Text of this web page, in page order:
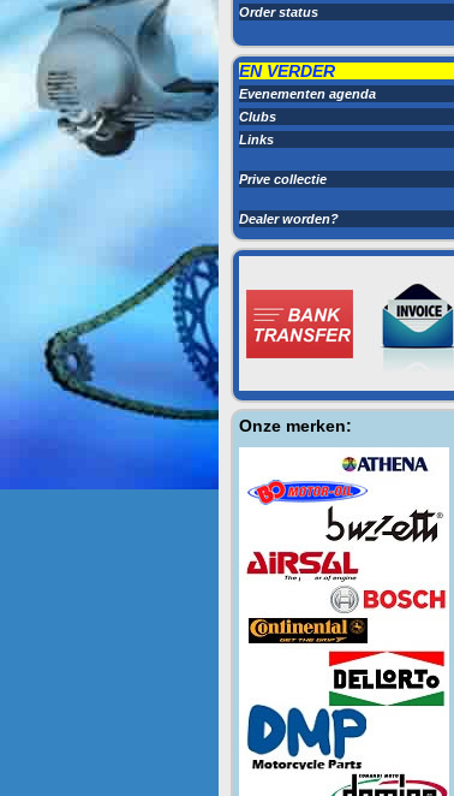
Order status
EN VERDER
Evenementen agenda
Clubs
Links
Prive collectie
Dealer worden?
Onze merken: